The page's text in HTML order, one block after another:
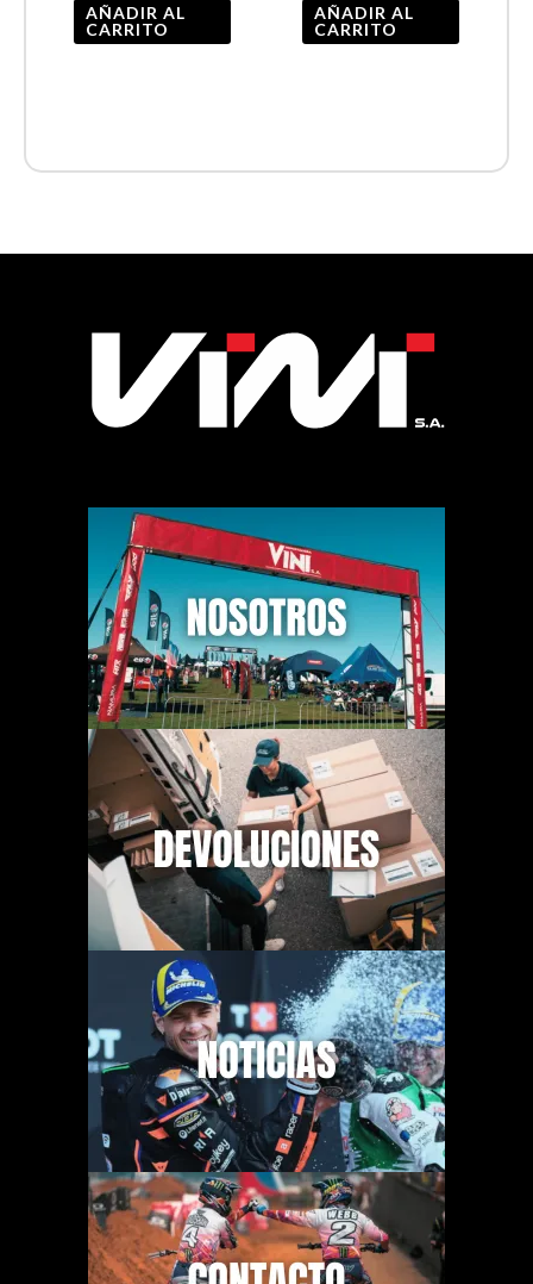
AÑADIR AL
CARRITO
AÑADIR AL
CARRITO